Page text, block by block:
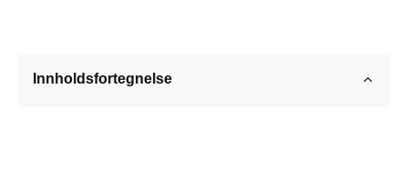
Innholdsfortegnelse